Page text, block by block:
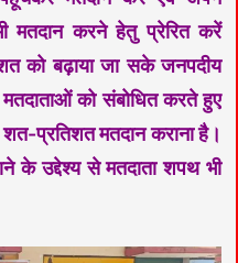
मतदान करने हेतु प्रेरित करें
को बढ़ाया जा सके जनपदीय
को संबोधित करते हुए
शत-प्रतिशत मतदान कराना है।
के उद्देश्य से मतदाता शपथ भी